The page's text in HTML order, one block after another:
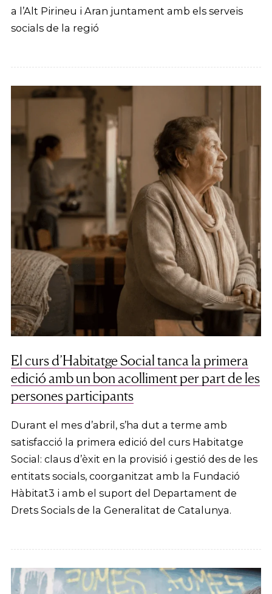
a l’Alt Pirineu i Aran juntament amb els serveis
socials de la regió
El curs d’Habitatge Social tanca la primera
edició amb un bon acolliment per part de les
persones participants
Durant el mes d’abril, s’ha dut a terme amb
satisfacció la primera edició del curs Habitatge
Social: claus d’èxit en la provisió i gestió des de les
entitats socials, coorganitzat amb la Fundació
Hàbitat3 i amb el suport del Departament de
Drets Socials de la Generalitat de Catalunya.